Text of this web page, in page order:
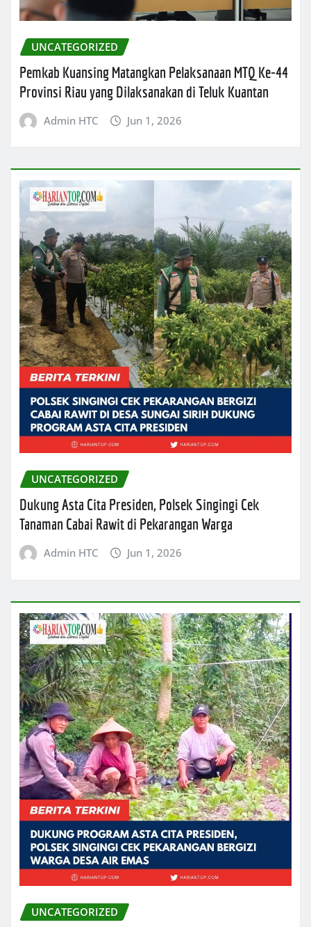
UNCATEGORIZED
Pemkab Kuansing Matangkan Pelaksanaan MTQ Ke-44
Provinsi Riau yang Dilaksanakan di Teluk Kuantan
Admin HTC Jun 1, 2026
UNCATEGORIZED
Dukung Asta Cita Presiden, Polsek Singingi Cek
Tanaman Cabai Rawit di Pekarangan Warga
Admin HTC Jun 1, 2026
UNCATEGORIZED